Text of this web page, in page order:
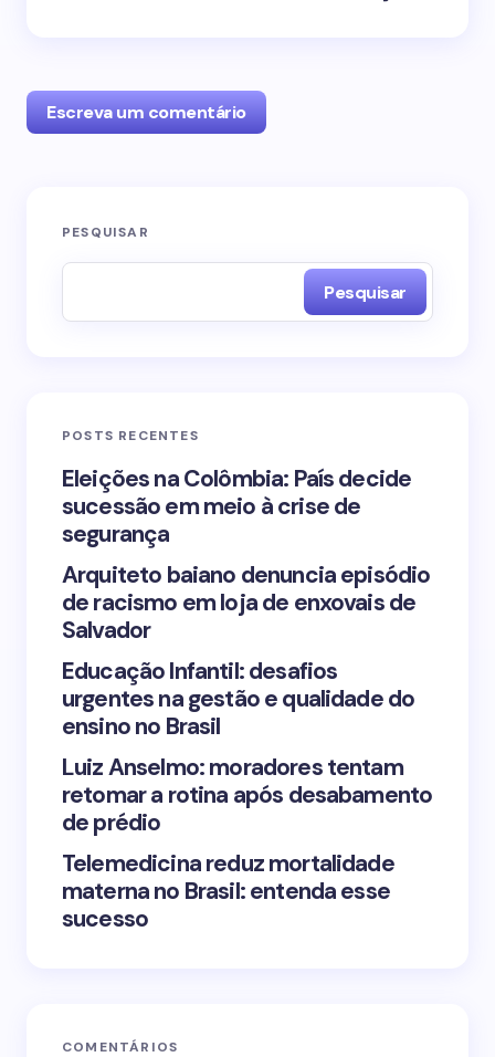
Escreva um comentário
O seu endereço de e-mail não será publicado.
Your Comment *
Save my name and email in this browser for the
Submit Comment
PESQUISAR
Pesquisar
POSTS RECENTES
Eleições na Colômbia: País decide
sucessão em meio à crise de
segurança
Arquiteto baiano denuncia episódio
de racismo em loja de enxovais de
Salvador
Educação Infantil: desafios
urgentes na gestão e qualidade do
ensino no Brasil
Luiz Anselmo: moradores tentam
retomar a rotina após desabamento
de prédio
Telemedicina reduz mortalidade
materna no Brasil: entenda esse
sucesso
COMENTÁRIOS